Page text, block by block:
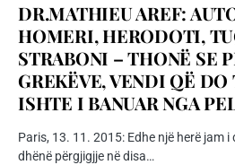
DR.MATHIEU AREF:
HOMERI, HERODOTI,
STRABONI – THONË SE
GREKËVE, VENDI QË DO
ISHTE I BANUAR NGA
Paris, 13. 11. 2015: Edhe një herë jam
dhënë përgjigjje në disa…